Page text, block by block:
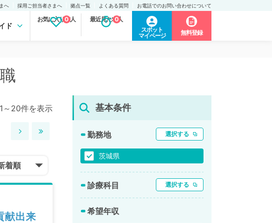
へ 採用ご担当者さまへ 拠点一覧 よくある質問 お電話でのお問い合わせについて
ド
お気に入り求人
0 最近見た求人
0
スポット
マイページ
無料登録
1～20件を表示
着順
献出来
基本条件
勤務地 選択する
茨城県
診療科目 選択する
希望年収